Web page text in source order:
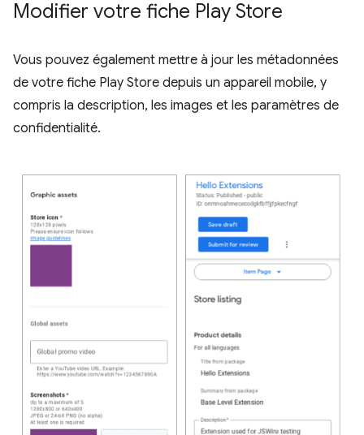
Modifier votre fiche Play Store
Vous pouvez également mettre à jour les métadonnées
de votre fiche Play Store depuis un appareil mobile, y
compris la description, les images et les paramètres de
confidentialité.